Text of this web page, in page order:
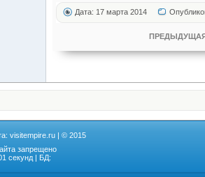
Дата: 17 марта 2014
visitempire.ru | © 2015
запрещено
секунд | БД: